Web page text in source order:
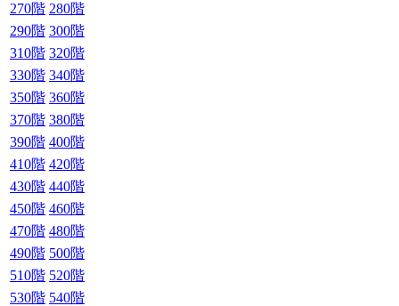
270階 280階
290階 300階
310階 320階
330階 340階
350階 360階
370階 380階
390階 400階
410階 420階
430階 440階
450階 460階
470階 480階
490階 500階
510階 520階
530階 540階